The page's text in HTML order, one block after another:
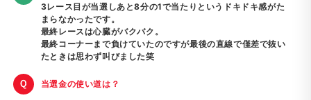
3レース目が当選しあと8分の1で当たりというドキドキ感がた
まらなかったです。
最終レースは心臓がバクバク。
最終コーナーまで負けていたのですが最後の直線で僅差で抜い
たときは思わず叫びました笑
当選金の使い道は？